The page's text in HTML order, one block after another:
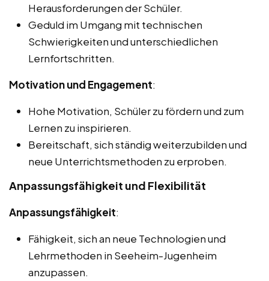
Herausforderungen der Schüler.
Geduld im Umgang mit technischen
Schwierigkeiten und unterschiedlichen
Lernfortschritten.
Motivation und Engagement:
Hohe Motivation, Schüler zu fördern und zum
Lernen zu inspirieren.
Bereitschaft, sich ständig weiterzubilden und
neue Unterrichtsmethoden zu erproben.
Anpassungsfähigkeit und Flexibilität
Anpassungsfähigkeit:
Fähigkeit, sich an neue Technologien und
Lehrmethoden in Seeheim-Jugenheim
anzupassen.